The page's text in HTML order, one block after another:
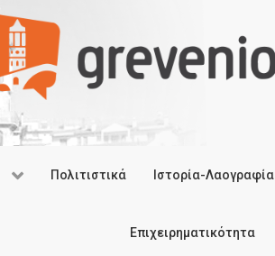
Πολιτιστικά Ιστορία-Λαογραφία
Επιχειρηματικότητα